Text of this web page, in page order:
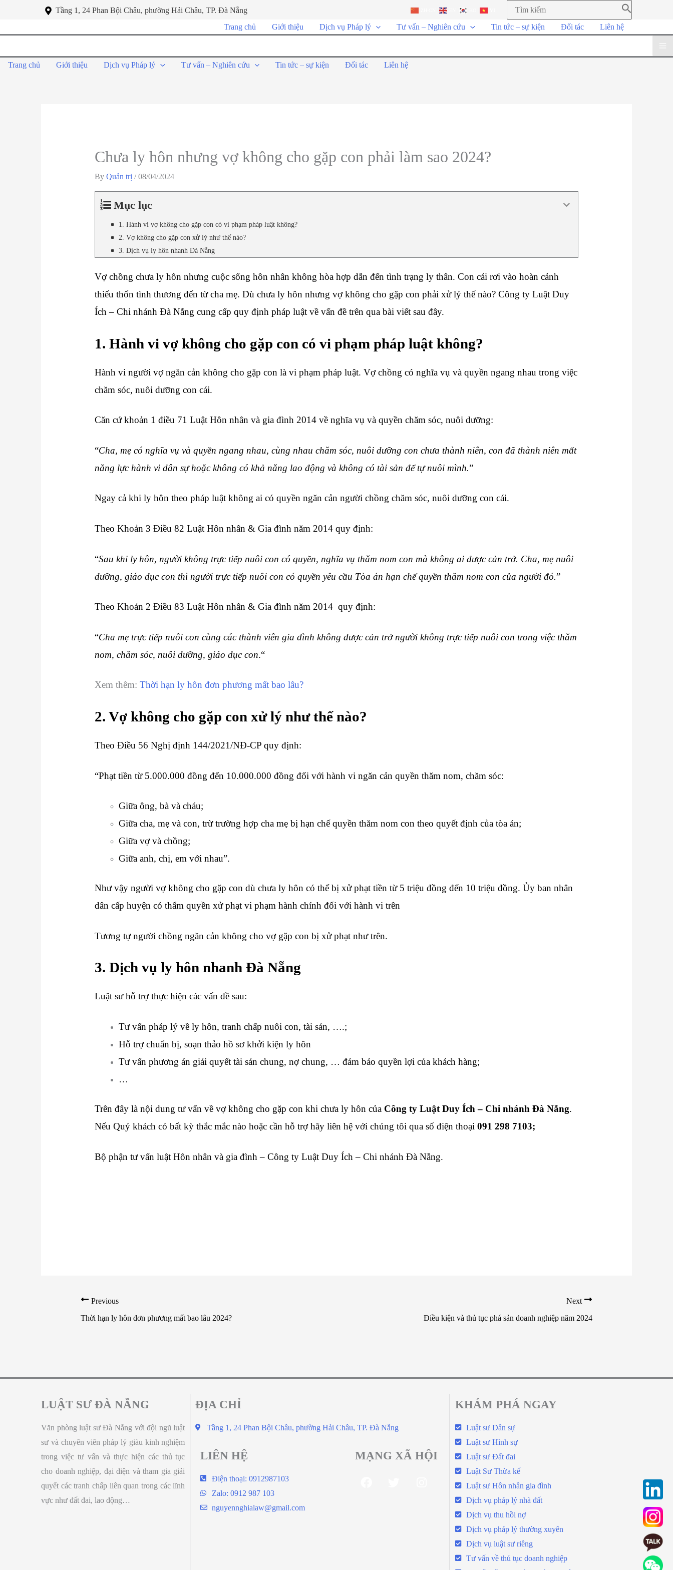
Tầng 1, 24 Phan Bội Châu, phường Hải Châu, TP. Đà Nẵng
Trang chủ Giới thiệu Dịch vụ Pháp lý Tư vấn – Nghiên cứu Tin tức – sự kiện Đối tác Liên hệ
Trang chủ Giới thiệu Dịch vụ Pháp lý Tư vấn – Nghiên cứu Tin tức – sự kiện Đối tác Liên hệ
Chưa ly hôn nhưng vợ không cho gặp con phải làm sao 2024?
By Quản trị /08/04/2024
Mục lục
1. Hành vi vợ không cho gặp con có vi phạm pháp luật không?
2. Vợ không cho gặp con xử lý như thế nào?
3. Dịch vụ ly hôn nhanh Đà Nẵng
Vợ chồng chưa ly hôn nhưng cuộc sống hôn nhân không hòa hợp dẫn đến tình trạng ly thân. Con cái rơi vào hoàn cảnh
thiếu thốn tình thương đến từ cha mẹ. Dù chưa ly hôn nhưng vợ không cho gặp con phải xử lý thế nào? Công ty Luật Duy
Ích – Chi nhánh Đà Nẵng cung cấp quy định pháp luật về vấn đề trên qua bài viết sau đây.
1. Hành vi vợ không cho gặp con có vi phạm pháp luật không?
Hành vi người vợ ngăn cản không cho gặp con là vi phạm pháp luật. Vợ chồng có nghĩa vụ và quyền ngang nhau trong việc
chăm sóc, nuôi dưỡng con cái.
Căn cứ khoản 1 điều 71 Luật Hôn nhân và gia đình 2014 về nghĩa vụ và quyền chăm sóc, nuôi dưỡng:
“Cha, mẹ có nghĩa vụ và quyền ngang nhau, cùng nhau chăm sóc, nuôi dưỡng con chưa thành niên, con đã thành niên mất
năng lực hành vi dân sự hoặc không có khả năng lao động và không có tài sản để tự nuôi mình.”
Ngay cả khi ly hôn theo pháp luật không ai có quyền ngăn cản người chồng chăm sóc, nuôi dưỡng con cái.
Theo Khoản 3 Điều 82 Luật Hôn nhân & Gia đình năm 2014 quy định:
“Sau khi ly hôn, người không trực tiếp nuôi con có quyền, nghĩa vụ thăm nom con mà không ai được cản trở. Cha, mẹ nuôi
dưỡng, giáo dục con thì người trực tiếp nuôi con có quyền yêu cầu Tòa án hạn chế quyền thăm nom con của người đó.”
Theo Khoản 2 Điều 83 Luật Hôn nhân & Gia đình năm 2014 quy định:
“Cha mẹ trực tiếp nuôi con cùng các thành viên gia đình không được cản trở người không trực tiếp nuôi con trong việc thăm
nom, chăm sóc, nuôi dưỡng, giáo dục con.“
Xem thêm: Thời hạn ly hôn đơn phương mất bao lâu?
2. Vợ không cho gặp con xử lý như thế nào?
Theo Điều 56 Nghị định 144/2021/NĐ-CP quy định:
“Phạt tiền từ 5.000.000 đồng đến 10.000.000 đồng đối với hành vi ngăn cản quyền thăm nom, chăm sóc:
Giữa ông, bà và cháu;
Giữa cha, mẹ và con, trừ trường hợp cha mẹ bị hạn chế quyền thăm nom con theo quyết định của tòa án;
Giữa vợ và chồng;
Giữa anh, chị, em với nhau”.
Như vậy người vợ không cho gặp con dù chưa ly hôn có thể bị xử phạt tiền từ 5 triệu đồng đến 10 triệu đồng. Ủy ban nhân
dân cấp huyện có thẩm quyền xử phạt vi phạm hành chính đối với hành vi trên
Tương tự người chồng ngăn cản không cho vợ gặp con bị xử phạt như trên.
3. Dịch vụ ly hôn nhanh Đà Nẵng
Luật sư hỗ trợ thực hiện các vấn đề sau:
Tư vấn pháp lý về ly hôn, tranh chấp nuôi con, tài sản, ….;
Hỗ trợ chuẩn bị, soạn thảo hồ sơ khởi kiện ly hôn
Tư vấn phương án giải quyết tài sản chung, nợ chung, … đảm bảo quyền lợi của khách hàng;
…
Trên đây là nội dung tư vấn về vợ không cho gặp con khi chưa ly hôn của Công ty Luật Duy Ích – Chi nhánh Đà Nẵng.
Nếu Quý khách có bất kỳ thắc mắc nào hoặc cần hỗ trợ hãy liên hệ với chúng tôi qua số điện thoại 091 298 7103;
Bộ phận tư vấn luật Hôn nhân và gia đình – Công ty Luật Duy Ích – Chi nhánh Đà Nẵng.
Previous
Thời hạn ly hôn đơn phương mất bao lâu 2024?
Next
Điều kiện và thủ tục phá sản doanh nghiệp năm 2024
LUẬT SƯ ĐÀ NẴNG
Văn phòng luật sư Đà Nẵng với đội ngũ luật
sư và chuyên viên pháp lý giàu kinh nghiệm
trong việc tư vấn và thực hiện các thủ tục
cho doanh nghiệp, đại diện và tham gia giải
quyết các tranh chấp liên quan trong các lĩnh
vực như đất đai, lao động…
ĐỊA CHỈ
Tầng 1, 24 Phan Bội Châu, phường Hải Châu, TP. Đà Nẵng
LIÊN HỆ
Điện thoại: 0912987103
Zalo: 0912 987 103
nguyennghialaw@gmail.com
MẠNG XÃ HỘI
KHÁM PHÁ NGAY
Luật sư Dân sự
Luật sư Hình sự
Luật sư Đất đai
Luật Sư Thừa kế
Luật sư Hôn nhân gia đình
Dịch vụ pháp lý nhà đất
Dịch vụ thu hồi nợ
Dịch vụ pháp lý thường xuyên
Dịch vụ luật sư riêng
Tư vấn về thủ tục doanh nghiệp